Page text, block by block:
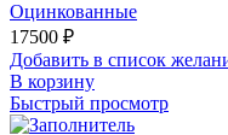
Оцинкованные
17500 ₽
Добавить в список
В корзину
Быстрый просмотр